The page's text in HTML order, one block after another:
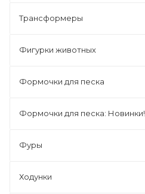
Трансформеры
Фигурки животных
Формочки для песка
Формочки для песка: Новинки!
Фуры
Ходунки